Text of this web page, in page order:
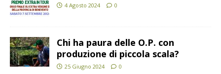
4 Agosto 2024 0
Chi ha paura delle O.P. con
produzione di piccola scala?
25 Giugno 2024 0